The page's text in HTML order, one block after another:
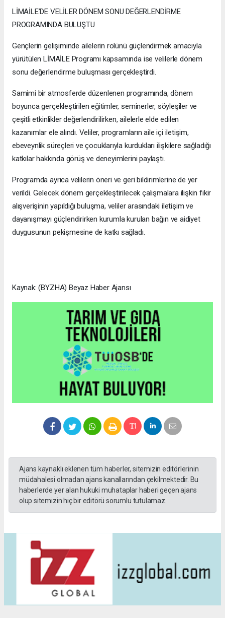
LİMAİLE’DE VELİLER DÖNEM SONU DEĞERLENDİRME
PROGRAMINDA BULUŞTU
Gençlerin gelişiminde ailelerin rolünü güçlendirmek amacıyla
yürütülen LİMAİLE Programı kapsamında ise velilerle dönem
sonu değerlendirme buluşması gerçekleştirdi.
Samimi bir atmosferde düzenlenen programında, dönem
boyunca gerçekleştirilen eğitimler, seminerler, söyleşiler ve
çeşitli etkinlikler değerlendirilirken, ailelerle elde edilen
kazanımlar ele alındı. Veliler, programların aile içi iletişim,
ebeveynlik süreçleri ve çocuklarıyla kurdukları ilişkilere sağladığı
katkılar hakkında görüş ve deneyimlerini paylaştı.
Programda ayrıca velilerin öneri ve geri bildirimlerine de yer
verildi. Gelecek dönem gerçekleştirilecek çalışmalara ilişkin fikir
alışverişinin yapıldığı buluşma, veliler arasındaki iletişim ve
dayanışmayı güçlendirirken kurumla kurulan bağın ve aidiyet
duygusunun pekişmesine de katkı sağladı.
Kaynak: (BYZHA) Beyaz Haber Ajansı
Ajans kaynaklı eklenen tüm haberler, sitemizin editörlerinin
müdahalesi olmadan ajans kanallarından çekilmektedir. Bu
haberlerde yer alan hukuki muhataplar haberi geçen ajans
olup sitemizin hiç bir editörü sorumlu tutulamaz.